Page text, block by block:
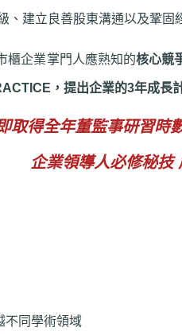
建立良善股東溝通以及鞏固
企業掌門人應熟知的核心競
，提出企業的3年成長
取得全年董監事研習時
企業領導人必修秘技
不同學術領域